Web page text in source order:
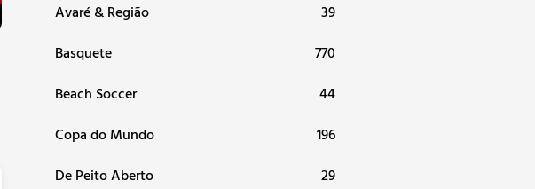
Avaré & Região
39
Basquete
770
Beach Soccer
44
Copa do Mundo
196
De Peito Aberto
29